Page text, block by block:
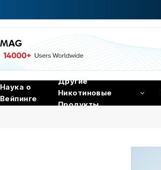
Наука о
Вейпинге
Другие
Никотиновые
Продукты